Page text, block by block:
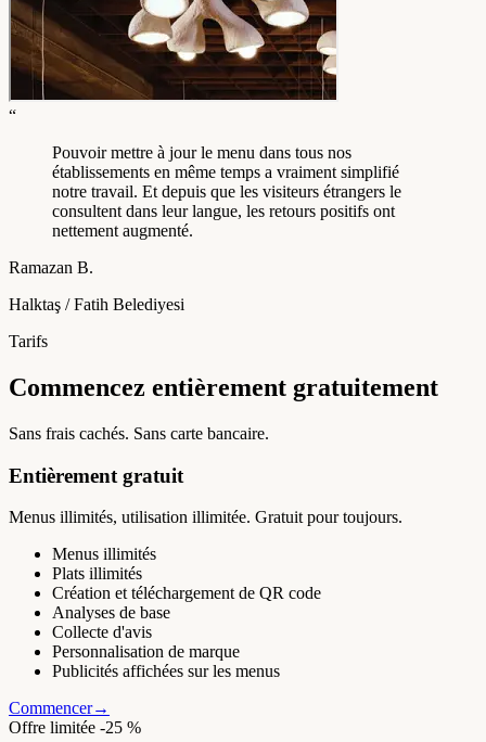
“
Pouvoir mettre à jour le menu dans tous nos
établissements en même temps a vraiment simplifié
notre travail. Et depuis que les visiteurs étrangers le
consultent dans leur langue, les retours positifs ont
nettement augmenté.
Ramazan B.
Halktaş / Fatih Belediyesi
Tarifs
Commencez entièrement gratuitement
Sans frais cachés. Sans carte bancaire.
Entièrement gratuit
Menus illimités, utilisation illimitée. Gratuit pour toujours.
Menus illimités
Plats illimités
Création et téléchargement de QR code
Analyses de base
Collecte d'avis
Personnalisation de marque
Publicités affichées sur les menus
Commencer→
Offre limitée -25 %